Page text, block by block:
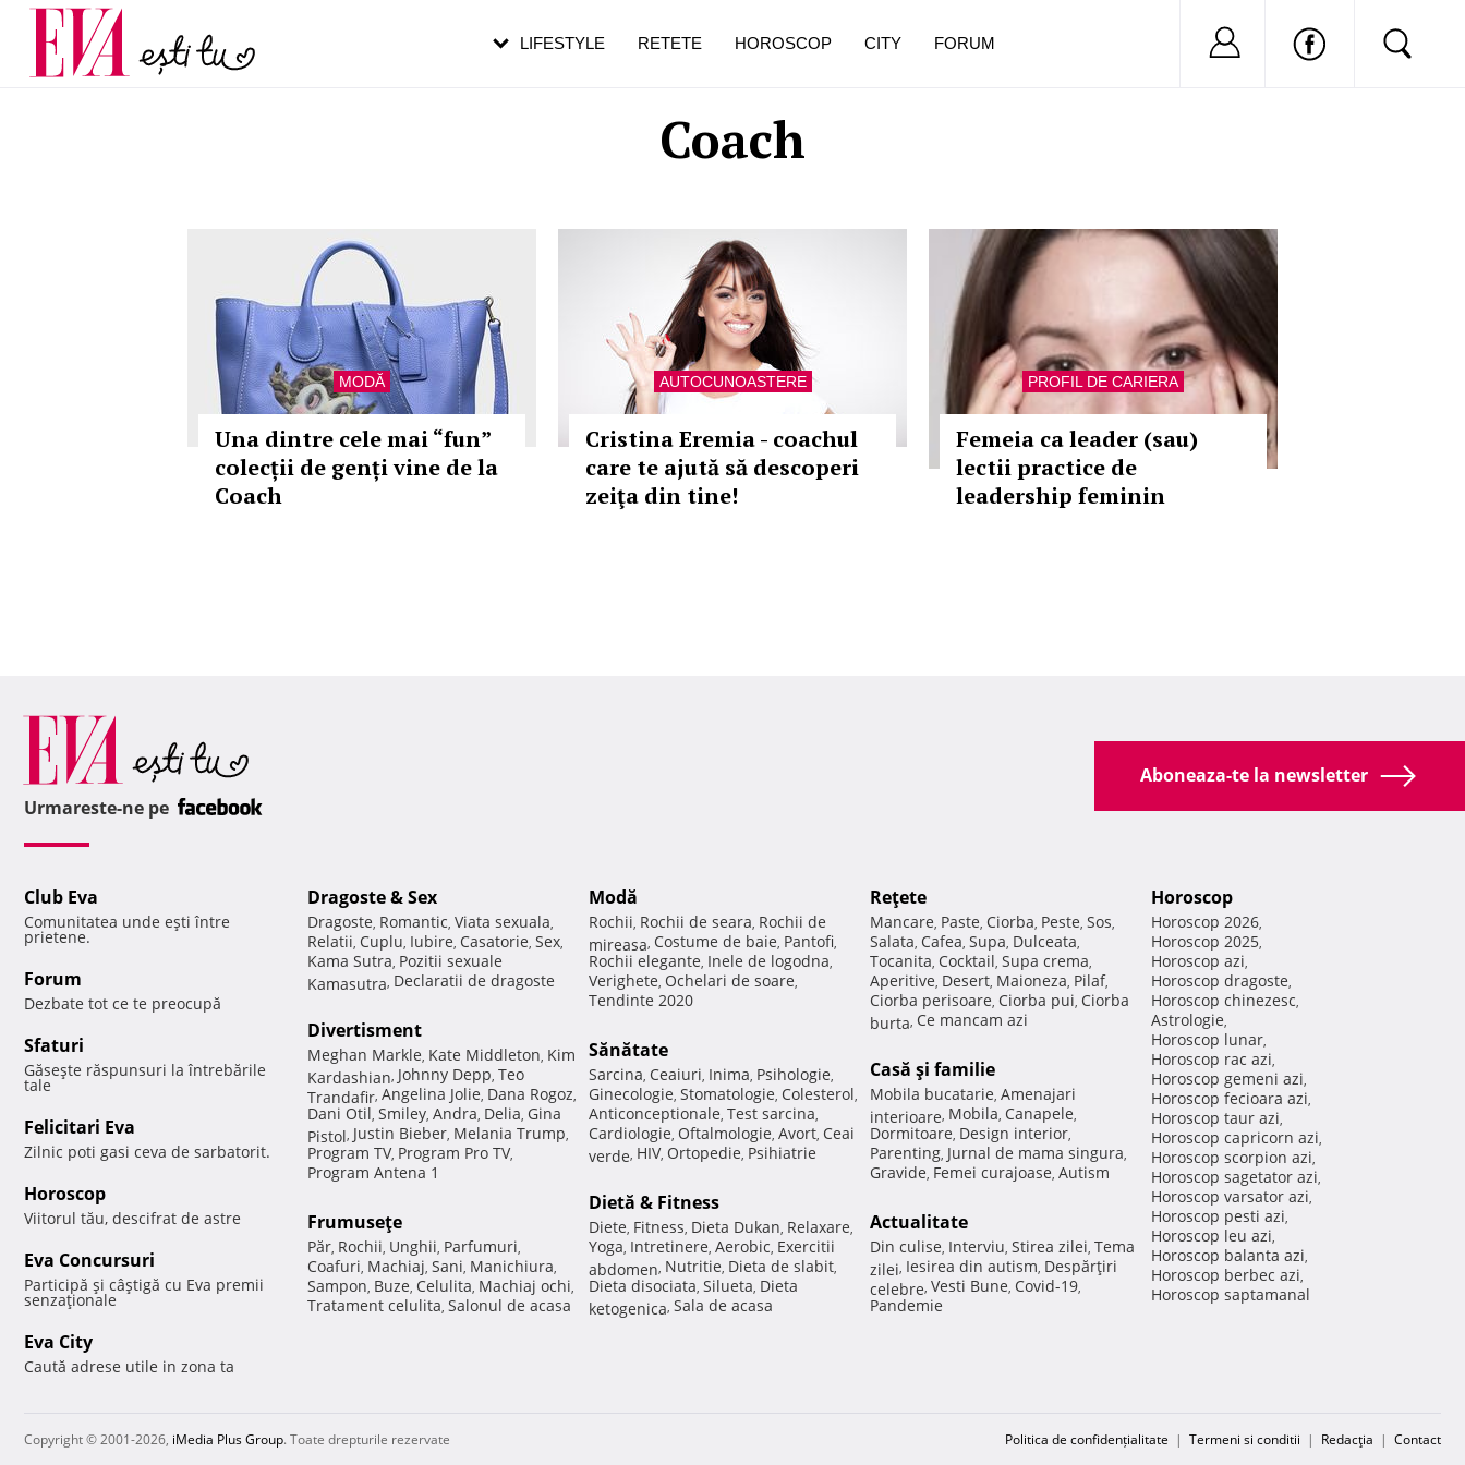
Coach
MODĂ
Una dintre cele mai “fun”
colecții de genți vine de la
Coach
AUTOCUNOASTERE
Cristina Eremia - coachul
care te ajută să descoperi
zeiţa din tine!
PROFIL DE CARIERA
Femeia ca leader (sau)
lectii practice de
leadership feminin
LIFESTYLE RETETE HOROSCOP CITY FORUM Nu ai cont?
Carieră
Actualitate
pe măsură ce înaintezi în vârstă
de dureroasă este investigația
Aboneaza-te la newsletter
Urmareste-ne pe
Club Eva
Comunitatea unde eşti între
prietene.
Forum
Dezbate tot ce te preocupă
Sfaturi
Găseşte răspunsuri la întrebările
tale
Felicitari Eva
Zilnic poti gasi ceva de sarbatorit.
Horoscop
Viitorul tău, descifrat de astre
Eva Concursuri
Participă şi câştigă cu Eva premii
senzaţionale
Eva City
Caută adrese utile in zona ta
Dragoste & Sex
Dragoste, Romantic, Viata sexuala,
Relatii, Cuplu, Iubire, Casatorie, Sex,
Kama Sutra, Pozitii sexuale
Kamasutra, Declaratii de dragoste
Divertisment
Meghan Markle, Kate Middleton, Kim
Kardashian, Johnny Depp, Teo
Trandafir, Angelina Jolie, Dana Rogoz,
Dani Otil, Smiley, Andra, Delia, Gina
Pistol, Justin Bieber, Melania Trump,
Program TV, Program Pro TV,
Program Antena 1
Frumuseţe
Păr, Rochii, Unghii, Parfumuri,
Coafuri, Machiaj, Sani, Manichiura,
Sampon, Buze, Celulita, Machiaj ochi,
Tratament celulita, Salonul de acasa
Modă
Rochii, Rochii de seara, Rochii de
mireasa, Costume de baie, Pantofi,
Rochii elegante, Inele de logodna,
Verighete, Ochelari de soare,
Tendinte 2020
Sănătate
Sarcina, Ceaiuri, Inima, Psihologie,
Ginecologie, Stomatologie, Colesterol,
Anticonceptionale, Test sarcina,
Cardiologie, Oftalmologie, Avort, Ceai
verde, HIV, Ortopedie, Psihiatrie
Dietă & Fitness
Diete, Fitness, Dieta Dukan, Relaxare,
Yoga, Intretinere, Aerobic, Exercitii
abdomen, Nutritie, Dieta de slabit,
Dieta disociata, Silueta, Dieta
ketogenica, Sala de acasa
Reţete
Mancare, Paste, Ciorba, Peste, Sos,
Salata, Cafea, Supa, Dulceata,
Tocanita, Cocktail, Supa crema,
Aperitive, Desert, Maioneza, Pilaf,
Ciorba perisoare, Ciorba pui, Ciorba
burta, Ce mancam azi
Casă şi familie
Mobila bucatarie, Amenajari
interioare, Mobila, Canapele,
Dormitoare, Design interior,
Parenting, Jurnal de mama singura,
Gravide, Femei curajoase, Autism
Actualitate
Din culise, Interviu, Stirea zilei, Tema
zilei, Iesirea din autism, Despărţiri
celebre, Vesti Bune, Covid-19,
Pandemie
Horoscop
Horoscop 2026,
Horoscop 2025,
Horoscop azi,
Horoscop dragoste,
Horoscop chinezesc,
Astrologie,
Horoscop lunar,
Horoscop rac azi,
Horoscop gemeni azi,
Horoscop fecioara azi,
Horoscop taur azi,
Horoscop capricorn azi,
Horoscop scorpion azi,
Horoscop sagetator azi,
Horoscop varsator azi,
Horoscop pesti azi,
Horoscop leu azi,
Horoscop balanta azi,
Horoscop berbec azi,
Horoscop saptamanal
Copyright © 2001-2026, iMedia Plus Group. Toate drepturile rezervate Politica de confidențialitate | Termeni si conditii | Redacţia | Contact